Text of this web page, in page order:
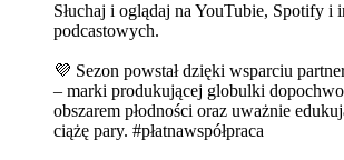
Słuchaj i oglądaj na YouTubie, Spotify i
podcastowych.
💜 Sezon powstał dzięki wsparciu
– marki produkującej globulki
obszarem płodności oraz uważnie
ciążę pary. #płatnawspółpraca